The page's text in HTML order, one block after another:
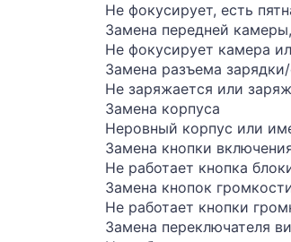
Не фокусирует, есть
Замена передней
Не фокусирует камера
Замена разъема
Не заряжается или
Замена корпуса
Неровный корпус или
Замена кнопки
Не работает кнопка
Замена кнопок
Не работает кнопки
Замена переключателя